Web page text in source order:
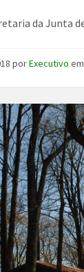
da Junta
porExecutivo